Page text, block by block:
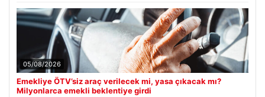
05/08/2026
Emekliye ÖTV’siz araç verilecek mi, yasa çıkacak mı?
Milyonlarca emekli beklentiye girdi